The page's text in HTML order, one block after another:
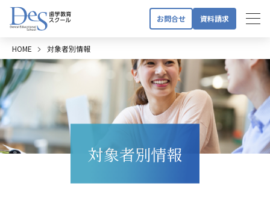
お問合せ 資料請求
HOME 対象者別情報
対象者別情報